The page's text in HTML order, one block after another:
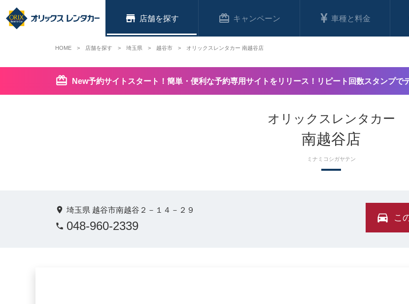
店舗 キャンペーン 車種と料金
New予約サイトスタート！簡単・便利な予約専用サイトをリリース！リピート回数スタンプで
オリックスレンタカー
南越谷店
ミナミコシガヤテン
埼玉県 越谷市南越谷２－１４－２９
048-960-2339
こ
HOME 店舗を探す 埼玉県 越谷市 オリックスレンタカー 南越谷店